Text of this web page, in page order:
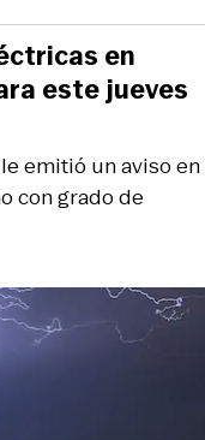
emitió un aviso en
con grado de
en
este jueves